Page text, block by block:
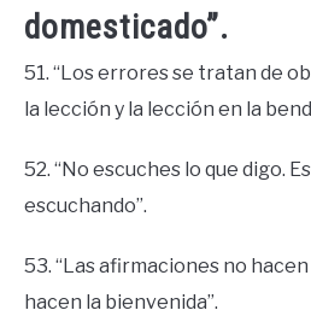
domesticado”.
51. “Los errores se tratan de
la lección y la lección en la
52. “No escuches lo que digo.
escuchando”.
53. “Las afirmaciones no
hacen la bienvenida”.